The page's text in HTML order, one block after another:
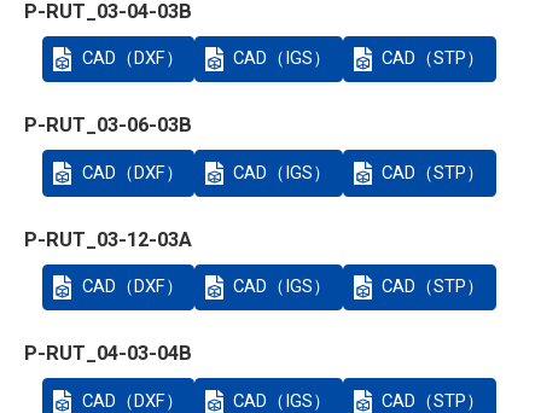
P-RUT_03-04-03B
CAD（DXF） CAD（IGS） CAD（STP）
P-RUT_03-06-03B
CAD（DXF） CAD（IGS） CAD（STP）
P-RUT_03-12-03A
CAD（DXF） CAD（IGS） CAD（STP）
P-RUT_04-03-04B
CAD（DXF） CAD（IGS） CAD（STP）